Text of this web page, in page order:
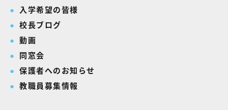
入学希望の皆様
校長ブログ
動画
同窓会
保護者へのお知らせ
教職員募集情報